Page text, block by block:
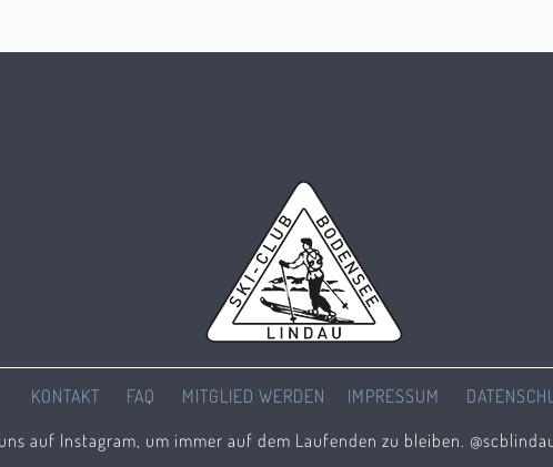
KONTAKT FAQ MITGLIED WERDEN IMPRESSUM
auf Instagram, um immer auf dem Laufenden zu bleiben.